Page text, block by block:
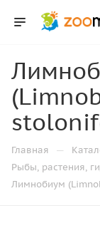
Главная —
Рыбы, растения,
Лимнобиум